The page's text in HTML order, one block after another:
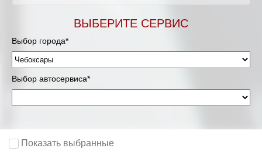
ВЫБЕРИТЕ СЕРВИС
Выбор города*
Выбор автосервиса*
Показать выбранные